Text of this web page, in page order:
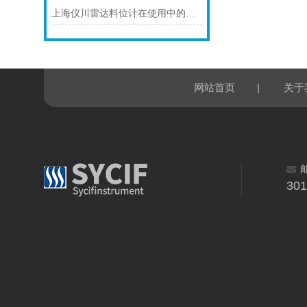
上海仪川雷达料位计在使用中的问题提出解决方案
网站首页 | 关于